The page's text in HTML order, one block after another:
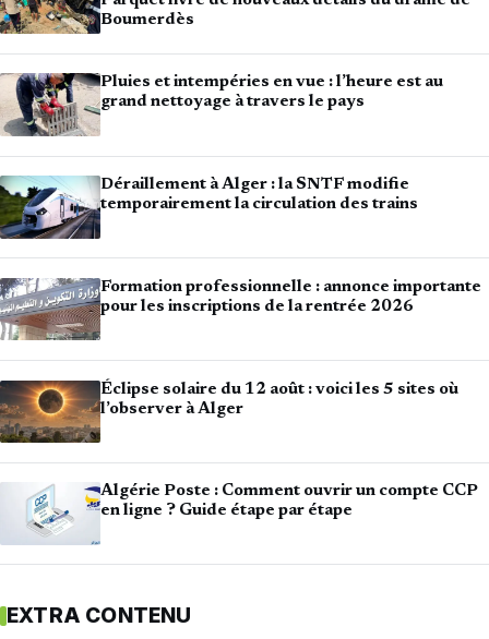
Boumerdès
Pluies et intempéries en vue : l’heure est au
grand nettoyage à travers le pays
Déraillement à Alger : la SNTF modifie
temporairement la circulation des trains
Formation professionnelle : annonce importante
pour les inscriptions de la rentrée 2026
Éclipse solaire du 12 août : voici les 5 sites où
l’observer à Alger
Algérie Poste : Comment ouvrir un compte CCP
en ligne ? Guide étape par étape
EXTRA CONTENU